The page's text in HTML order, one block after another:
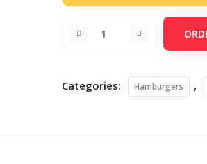
Categories: Hamburgers ,